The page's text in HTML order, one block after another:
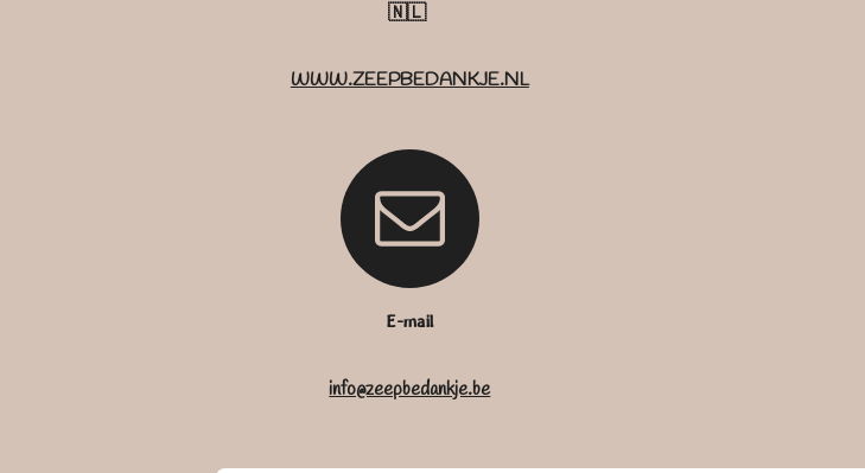
🇳🇱
WWW.ZEEPBEDANKJE.NL
E-mail
info@zeepbedankje.be